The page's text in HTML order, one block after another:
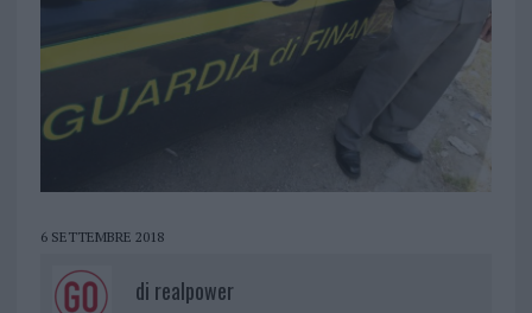
6 SETTEMBRE 2018
di realpower